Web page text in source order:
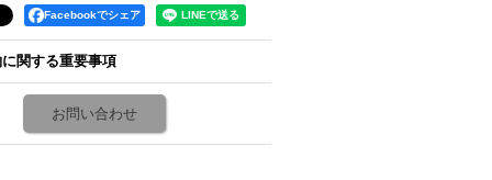
Facebookでシェア
関する重要事項
お問い合わせ